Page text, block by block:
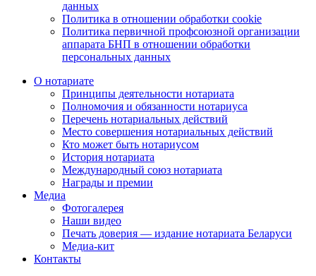
данных
Политика в отношении обработки cookie
Политика первичной профсоюзной организации
аппарата БНП в отношении обработки
персональных данных
О нотариате
Принципы деятельности нотариата
Полномочия и обязанности нотариуса
Перечень нотариальных действий
Место совершения нотариальных действий
Кто может быть нотариусом
История нотариата
Международный союз нотариата
Награды и премии
Медиа
Фотогалерея
Наши видео
Печать доверия — издание нотариата Беларуси
Медиа-кит
Контакты